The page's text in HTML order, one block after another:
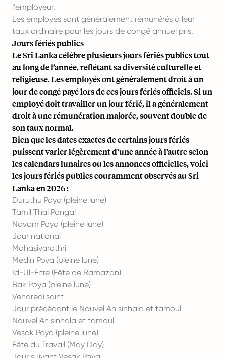
l’employeur.
Les employés sont généralement rémunérés à leur
taux ordinaire pour les jours de congé annuel pris.
Jours fériés publics
Le Sri Lanka célèbre plusieurs jours fériés publics tout
au long de l’année, reflétant sa diversité culturelle et
religieuse. Les employés ont généralement droit à un
jour de congé payé lors de ces jours fériés officiels. Si un
employé doit travailler un jour férié, il a généralement
droit à une rémunération majorée, souvent double de
son taux normal.
Bien que les dates exactes de certains jours fériés
puissent varier légèrement d’une année à l’autre selon
les calendars lunaires ou les annonces officielles, voici
les jours fériés publics couramment observés au Sri
Lanka en 2026 :
Duruthu Poya (pleine lune)
Tamil Thai Pongal
Navam Poya (pleine lune)
Jour national
Mahasivarathri
Medin Poya (pleine lune)
Id-Ul-Fitre (Fête de Ramazan)
Bak Poya (pleine lune)
Vendredi saint
Jour précédant le Nouvel An sinhala et tamoul
Nouvel An sinhala et tamoul
Vesak Poya (pleine lune)
Fête du Travail (May Day)